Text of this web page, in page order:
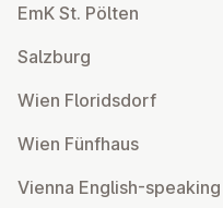
EmK St. Pölten
Salzburg
Wien Flo­rids­dorf
Wien Fünfhaus
Vienna English-speaking